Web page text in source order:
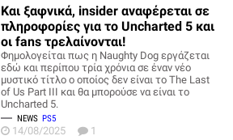
Και ξαφνικά, insider αναφέρεται σε
πληροφορίες για το Uncharted 5 και
οι fans τρελαίνονται!
Φημολογείται πως η Naughty Dog εργάζεται
εδώ και περίπου τρία χρόνια σε έναν νέο
μυστικό τίτλο ο οποίος δεν είναι το The Last
of Us Part III και θα μπορούσε να είναι το
Uncharted 5.
NEWS PS5
14/08/2025 1